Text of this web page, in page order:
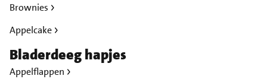
Brownies
Appelcake
Bladerdeeg hapjes
Appelflappen